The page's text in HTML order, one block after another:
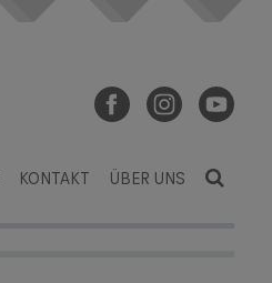
KONTAKT ÜBER UNS